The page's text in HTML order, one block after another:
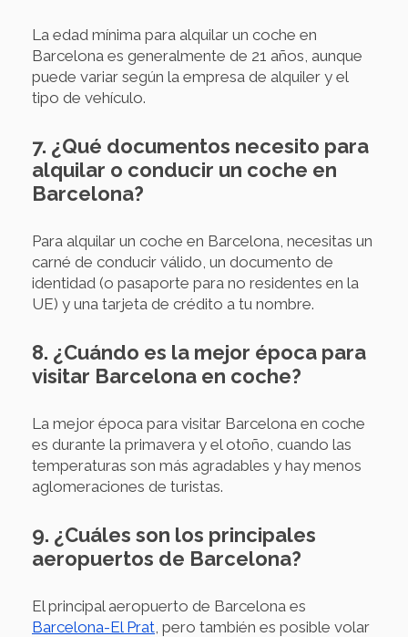
La edad mínima para alquilar un coche en
Barcelona es generalmente de 21 años, aunque
puede variar según la empresa de alquiler y el
tipo de vehículo.
7. ¿Qué documentos necesito para
alquilar o conducir un coche en
Barcelona?
Para alquilar un coche en Barcelona, necesitas un
carné de conducir válido, un documento de
identidad (o pasaporte para no residentes en la
UE) y una tarjeta de crédito a tu nombre.
8. ¿Cuándo es la mejor época para
visitar Barcelona en coche?
La mejor época para visitar Barcelona en coche
es durante la primavera y el otoño, cuando las
temperaturas son más agradables y hay menos
aglomeraciones de turistas.
9. ¿Cuáles son los principales
aeropuertos de Barcelona?
El principal aeropuerto de Barcelona es
Barcelona-El Prat , pero también es posible volar